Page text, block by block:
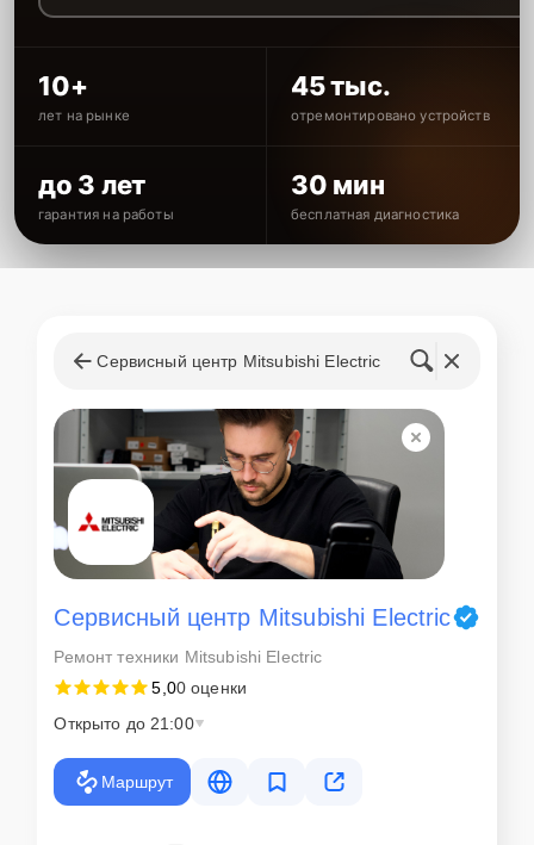
10+
лет на рынке
45 тыс.
отремонтировано устройств
до 3 лет
гарантия на работы
30 мин
бесплатная диагностика
Сервисный центр Mitsubishi Electric
Сервисный центр Mitsubishi Electric
Ремонт техники Mitsubishi Electric
5,00 оценки
Открыто до 21:00
Маршрут